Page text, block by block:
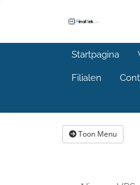
Startpagina
Filialen
Toon Menu